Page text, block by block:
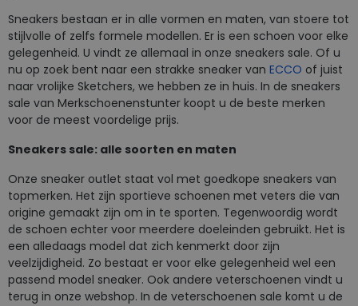
Sneakers bestaan er in alle vormen en maten, van stoere tot
stijlvolle of zelfs formele modellen. Er is een schoen voor elke
gelegenheid. U vindt ze allemaal in onze sneakers sale. Of u
nu op zoek bent naar een strakke sneaker van ECCO of juist
naar vrolijke Sketchers, we hebben ze in huis. In de sneakers
sale van Merkschoenenstunter koopt u de beste merken
voor de meest voordelige prijs.
Sneakers sale: alle soorten en maten
Onze sneaker outlet staat vol met goedkope sneakers van
topmerken. Het zijn sportieve schoenen met veters die van
origine gemaakt zijn om in te sporten. Tegenwoordig wordt
de schoen echter voor meerdere doeleinden gebruikt. Het is
een alledaags model dat zich kenmerkt door zijn
veelzijdigheid. Zo bestaat er voor elke gelegenheid wel een
passend model sneaker. Ook andere veterschoenen vindt u
terug in onze webshop. In de veterschoenen sale komt u de